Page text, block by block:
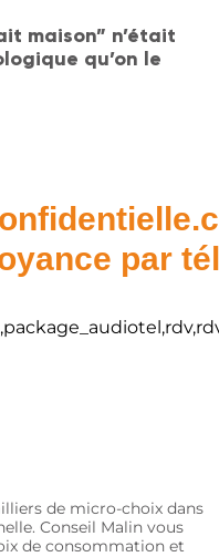
maison” n’était
qu’on le
par
de micro-choix dans
Conseil Malin vous
de consommation et